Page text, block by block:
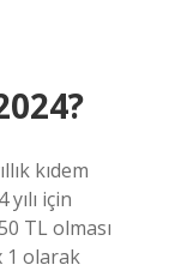
kıdem
yılı için
TL olması
1 olarak